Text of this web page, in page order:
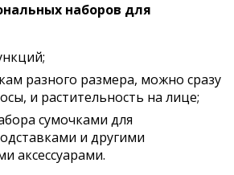
наборов для
разного размера, можно сразу
и растительность на лице;
сумочками для
и другими
аксессуарами.